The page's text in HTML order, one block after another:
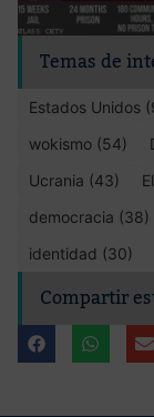
Temas de
Estados Unidos
wokismo (54)
Ucrania (43)
democracia (38)
identidad (30)
Compartir